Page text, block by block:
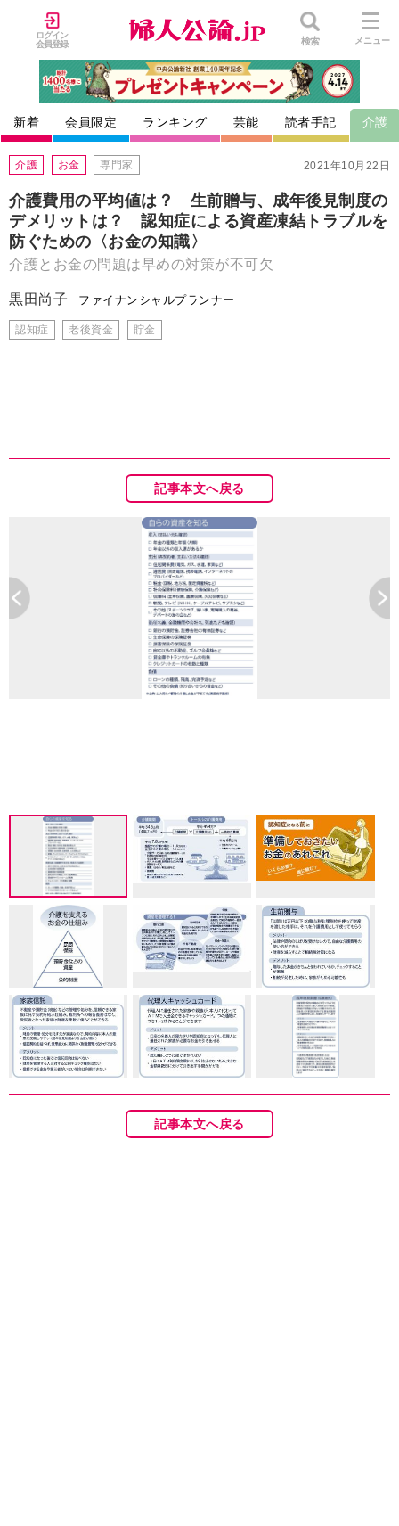
ログイン
会員登録
検索 メニュー
新着 会員限定 ランキング 芸能 読者手記 介護
2021年10月22日
介護 お金 専門家
介護費用の平均値は？ 生前贈与、成年後見制度の
デメリットは？ 認知症による資産凍結トラブルを
防ぐための〈お金の知識〉
介護とお金の問題は早めの対策が不可欠
黒田尚子 ファイナンシャルプランナー
認知症 老後資金 貯金
記事本文へ戻る
記事本文へ戻る